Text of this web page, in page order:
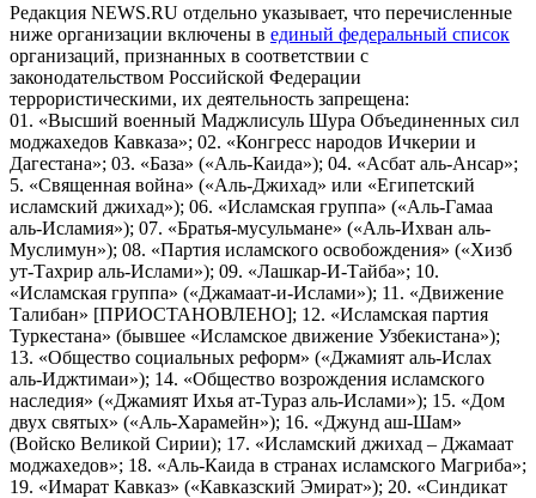
Редакция NEWS.RU отдельно указывает, что перечисленные
ниже организации включены в единый федеральный список
организаций, признанных в соответствии с
законодательством Российской Федерации
террористическими, их деятельность запрещена:
01. «Высший военный Маджлисуль Шура Объединенных сил
моджахедов Кавказа»; 02. «Конгресс народов Ичкерии и
Дагестана»; 03. «База» («Аль-Каида»); 04. «Асбат аль-Ансар»;
5. «Священная война» («Аль-Джихад» или «Египетский
исламский джихад»); 06. «Исламская группа» («Аль-Гамаа
аль-Исламия»); 07. «Братья-мусульмане» («Аль-Ихван аль-
Муслимун»); 08. «Партия исламского освобождения» («Хизб
ут-Тахрир аль-Ислами»); 09. «Лашкар-И-Тайба»; 10.
«Исламская группа» («Джамаат-и-Ислами»); 11. «Движение
Талибан» [ПРИОСТАНОВЛЕНО]; 12. «Исламская партия
Туркестана» (бывшее «Исламское движение Узбекистана»);
13. «Общество социальных реформ» («Джамият аль-Ислах
аль-Иджтимаи»); 14. «Общество возрождения исламского
наследия» («Джамият Ихья ат-Тураз аль-Ислами»); 15. «Дом
двух святых» («Аль-Харамейн»); 16. «Джунд аш-Шам»
(Войско Великой Сирии); 17. «Исламский джихад – Джамаат
моджахедов»; 18. «Аль-Каида в странах исламского Магриба»;
19. «Имарат Кавказ» («Кавказский Эмират»); 20. «Синдикат